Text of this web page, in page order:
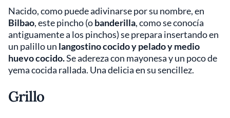
Nacido, como puede adivinarse por su nombre, en
Bilbao, este pincho (obanderilla, como se conocía
antiguamente a los pinchos) se prepara insertando en
un palillo un langostino cocido y pelado y medio
huevo cocido.Se adereza con mayonesa y un poco de
yema cocida rallada. Una delicia en su sencillez.
Grillo